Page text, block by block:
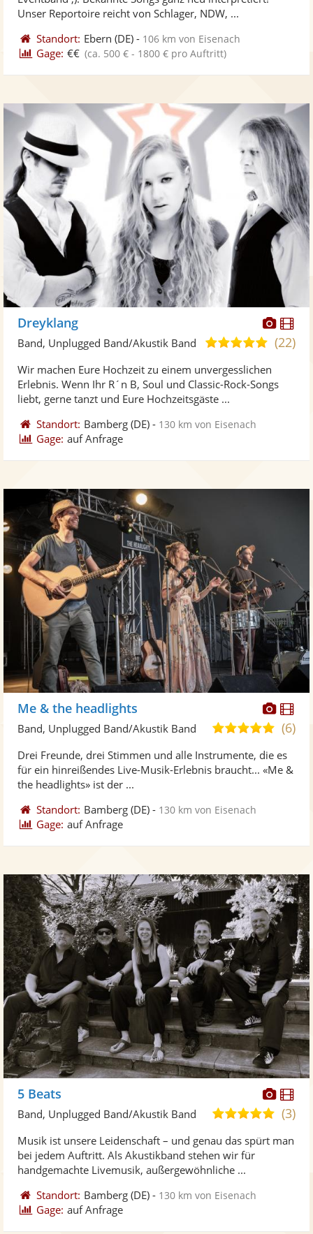
Unser Reportoire reicht von Schlager, NDW, ...
Standort: Ebern (DE) - 106 km von Eisenach
Gage: €€ (ca. 500 € - 1800 € pro Auftritt)
Dreyklang
5,0
5
Sternen
(22)
Band, Unplugged Band/Akustik Band
Wir machen Eure Hochzeit zu einem unvergesslichen
Erlebnis. Wenn Ihr R´n B, Soul und Classic-Rock-Songs
liebt, gerne tanzt und Eure Hochzeitsgäste ...
Standort: Bamberg (DE) - 130 km von Eisenach
Gage: auf Anfrage
Fotos
Me & the headlights
5,0
5
(6)
Band, Unplugged Band/Akustik Band
Drei Freunde, drei Stimmen und alle Instrumente, die es
für ein hinreißendes Live-Musik-Erlebnis braucht... «Me &
the headlights» ist der ...
Standort: Bamberg (DE) - 130 km von Eisenach
Gage: auf Anfrage
Fotos
5 Beats
5,0
5
(3)
Band, Unplugged Band/Akustik Band
Musik ist unsere Leidenschaft – und genau das spürt man
bei jedem Auftritt. Als Akustikband stehen wir für
handgemachte Livemusik, außergewöhnliche ...
Standort: Bamberg (DE) - 130 km von Eisenach
Gage: auf Anfrage